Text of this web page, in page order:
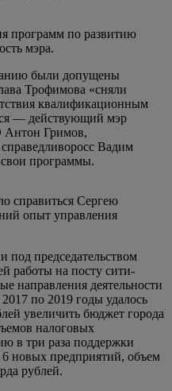
программ по развитию
мэра.
были допущены
Трофимова «сняли
квалификационным
— действующий мэр
Антон Гримов,
Вадим
свои программы.
справиться Сергею
опыт управления
под председательством
работы на посту сити-
направления деятельности
по 2019 годы удалось
увеличить бюджет города
налоговых
в три раза поддержки
новых предприятий, объем
рублей.